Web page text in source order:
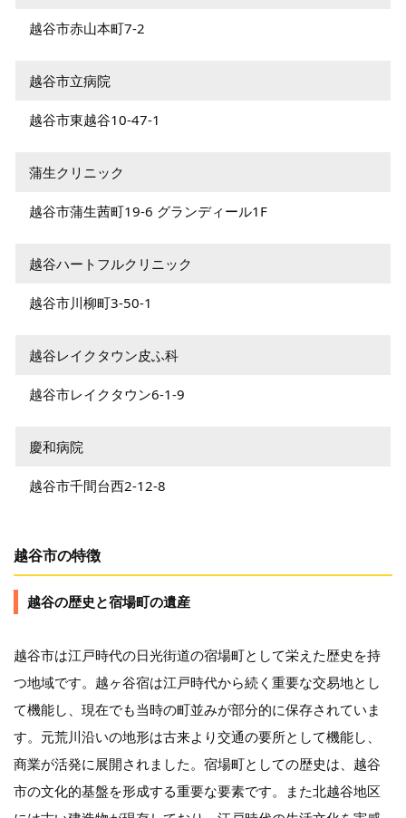
越谷市赤山本町7-2
越谷市立病院
越谷市東越谷10-47-1
蒲生クリニック
越谷市蒲生茜町19-6 グランディール1F
越谷ハートフルクリニック
越谷市川柳町3-50-1
越谷レイクタウン皮ふ科
越谷市レイクタウン6-1-9
慶和病院
越谷市千間台西2-12-8
越谷市の特徴
越谷の歴史と宿場町の遺産
越谷市は江戸時代の日光街道の宿場町として栄えた歴史を持
つ地域です。越ヶ谷宿は江戸時代から続く重要な交易地とし
て機能し、現在でも当時の町並みが部分的に保存されていま
す。元荒川沿いの地形は古来より交通の要所として機能し、
商業が活発に展開されました。宿場町としての歴史は、越谷
市の文化的基盤を形成する重要な要素です。また北越谷地区